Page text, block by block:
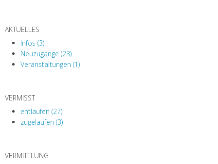
AKTUELLES
Infos (3)
Neuzugänge (23)
Veranstaltungen (1)
VERMISST
entlaufen (27)
zugelaufen (3)
VERMITTLUNG